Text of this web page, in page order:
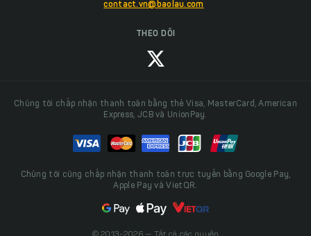
contact.vn@baolau.com
THEO DÕI
Chúng tôi chấp nhận thanh toán bằng thẻ Visa, MasterCard, American
Express, JCB và UnionPay.
Chúng tôi cũng chấp nhận thanh toán trực tuyến bằng Google Pay,
Apple Pay và VietQR.